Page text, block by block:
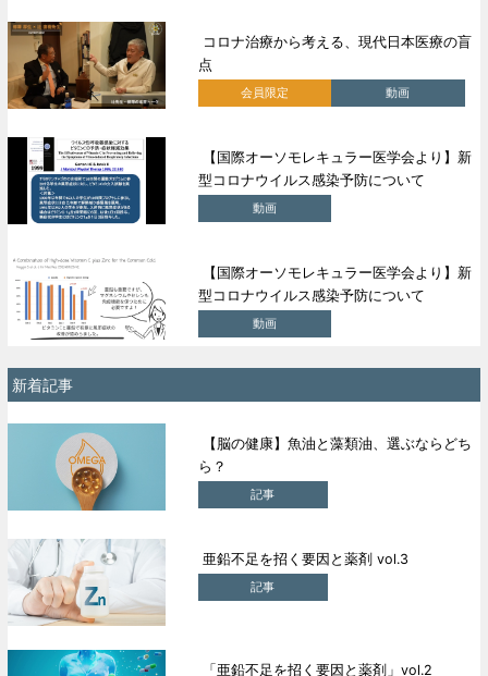
コロナ治療から考える、現代日本医療の盲
点
会員限定 動画
【国際オーソモレキュラー医学会より】新
型コロナウイルス感染予防について
動画
【国際オーソモレキュラー医学会より】新
型コロナウイルス感染予防について
動画
新着記事
【脳の健康】魚油と藻類油、選ぶならどち
ら？
記事
亜鉛不足を招く要因と薬剤 vol.3
記事
「亜鉛不足を招く要因と薬剤」vol.2